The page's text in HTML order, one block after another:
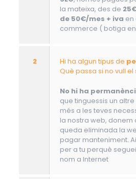
la mateixa, des de
de 50€/mes + iva en
commerce ( botiga
2 Hi ha algun tipus de
Què passa si no vull el
No hi ha
que tinguessis un altre
més a les teves
la nostra web, donem
queda eliminada la
pagar manteniment.
per a tu perquè
nom a Internet